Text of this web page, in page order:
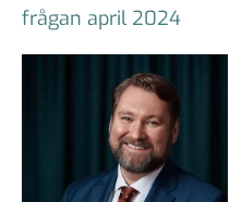
frågan april 2024